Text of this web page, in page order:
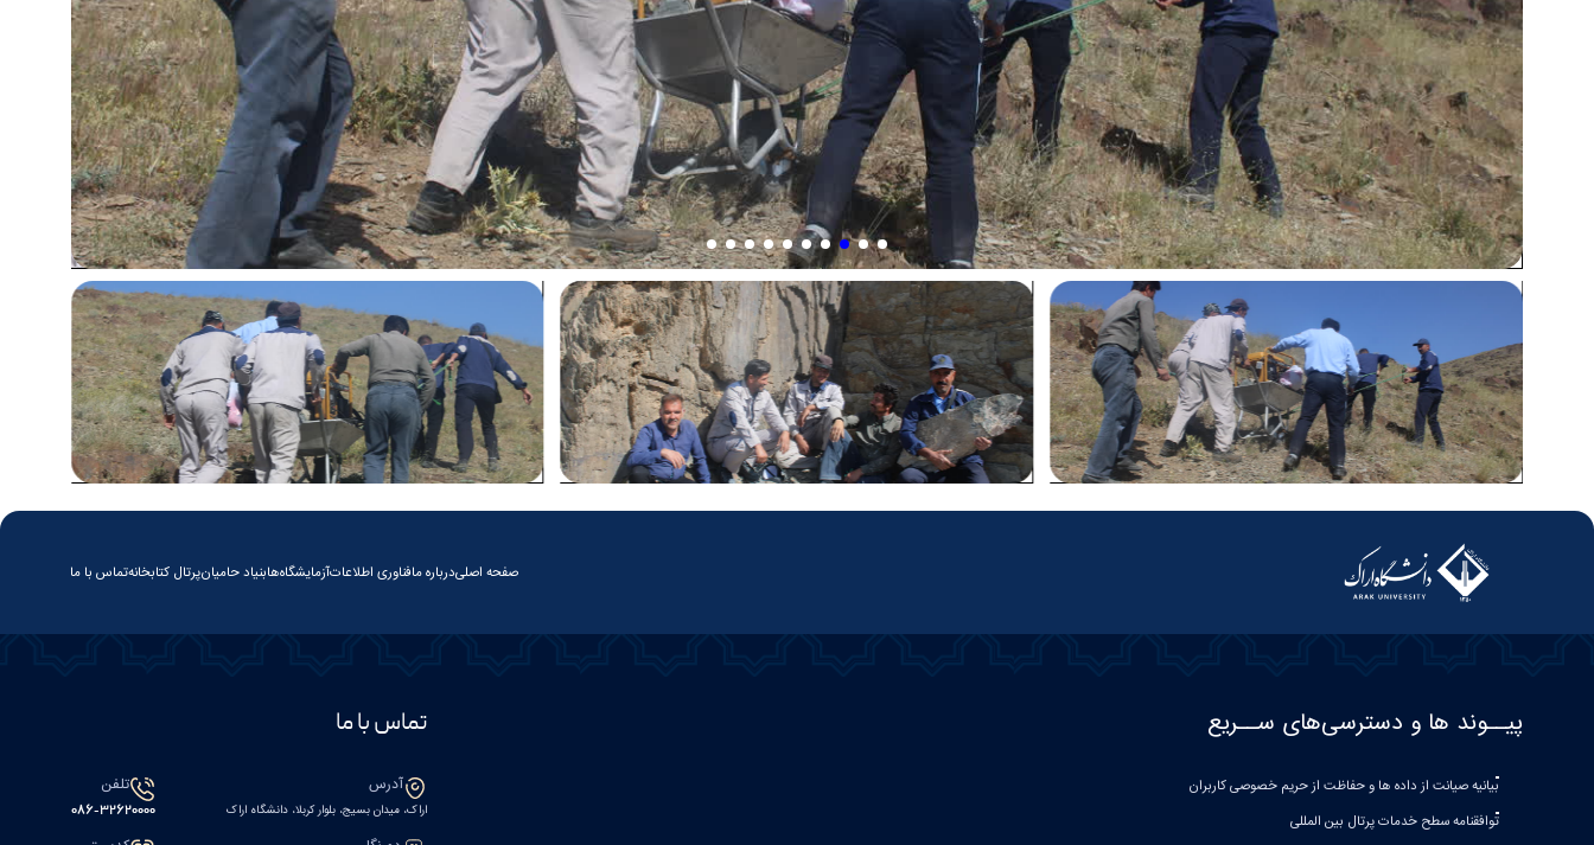
صفحه اصلیدرباره مافناوری اطلاعاتآزمایشگاه‌هابنیاد حامیانپرتال کتابخانهتماس با ما
پیــوند ها و دسترسی‌های ســریع
بیانیه صيانت از داده ها و حفاظت از حريم خصوصی كاربران
توافقنامه سطح خدمات پرتال بین المللی
تماس با ما
آدرس
اراک، میدان بسیج، بلوار کربلا، دانشگاه اراک
تلفن
086-32620000